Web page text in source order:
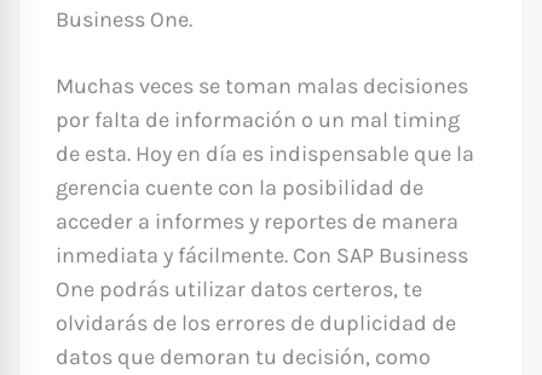
Business One.
Muchas veces se toman malas decisiones
por falta de información o un mal timing
de esta. Hoy en día es indispensable que la
gerencia cuente con la posibilidad de
acceder a informes y reportes de manera
inmediata y fácilmente. Con SAP Business
One podrás utilizar datos certeros, te
olvidarás de los errores de duplicidad de
datos que demoran tu decisión, como